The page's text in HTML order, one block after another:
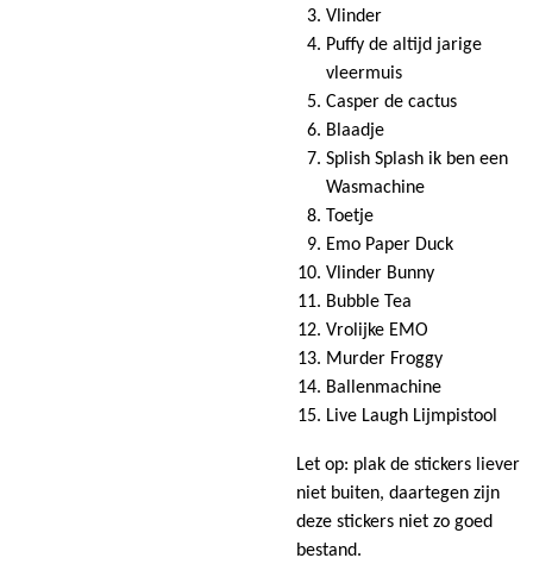
Vlinder
Puffy de altijd jarige
vleermuis
Casper de cactus
Blaadje
Splish Splash ik ben een
Wasmachine
Toetje
Emo Paper Duck
Vlinder Bunny
Bubble Tea
Vrolijke EMO
Murder Froggy
Ballenmachine
Live Laugh Lijmpistool
Let op: plak de stickers liever
niet buiten, daartegen zijn
deze stickers niet zo goed
bestand.